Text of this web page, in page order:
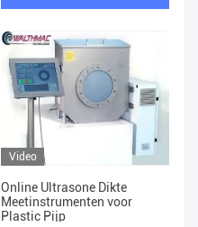
Video
Online Ultrasone Dikte
Meetinstrumenten voor
Plastic Pijp